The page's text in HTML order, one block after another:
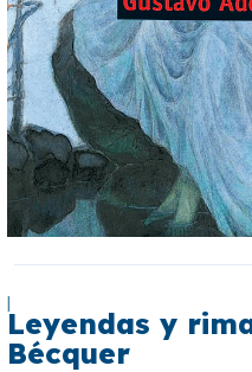
|
Leyendas y
Bécquer